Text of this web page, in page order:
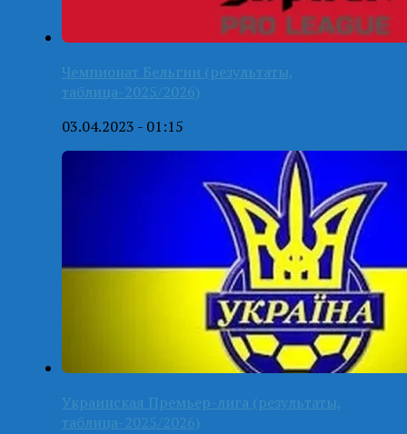
Чемпионат Бельгии (результаты,
таблица-2025/2026)
03.04.2023 - 01:15
Украинская Премьер-лига (результаты,
таблица-2025/2026)